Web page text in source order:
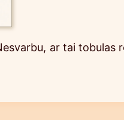
ar tai tobulas